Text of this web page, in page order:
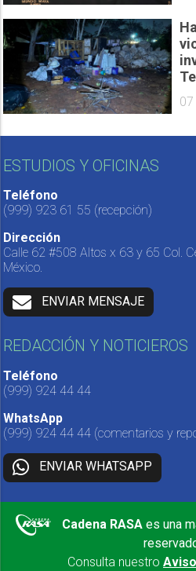
ESTUDIOS Y OFICINAS
Teléfono
(999) 923 61 55 (recepción)
Dirección
Calle 62 #508 Altos x 63 y 65 Col.
México.
ENVIAR MENSAJE
REDACCIÓN Y NOTICIEROS
Teléfono
(999) 924 44 44
WhatsApp
(999) 924 44 44 (comentarios y
ENVIAR WHATSAPP
Cadena RASA es una
Consulta nuestro